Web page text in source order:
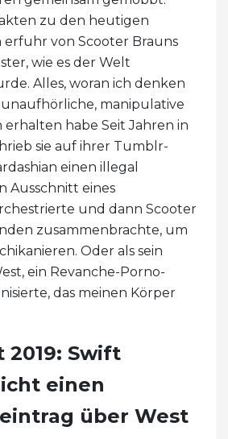
zu den heutigen
erfuhr von Scooter Brauns
wie es der Welt
Alles, woran ich denken
unaufhörliche, manipulative
erhalten habe Seit Jahren in
sie auf ihrer Tumblr-
einen illegal
Ausschnitt eines
und dann Scooter
zusammenbrachte, um
Oder als sein
ein Revanche-Porno-
das meinen Körper
2019: Swift
einen
über West